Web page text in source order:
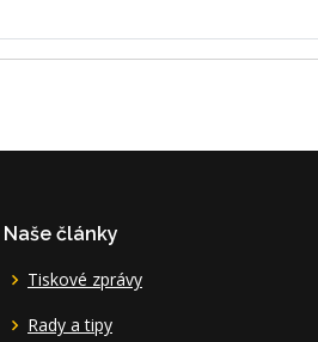
Naše články
Tiskové zprávy
Rady a tipy